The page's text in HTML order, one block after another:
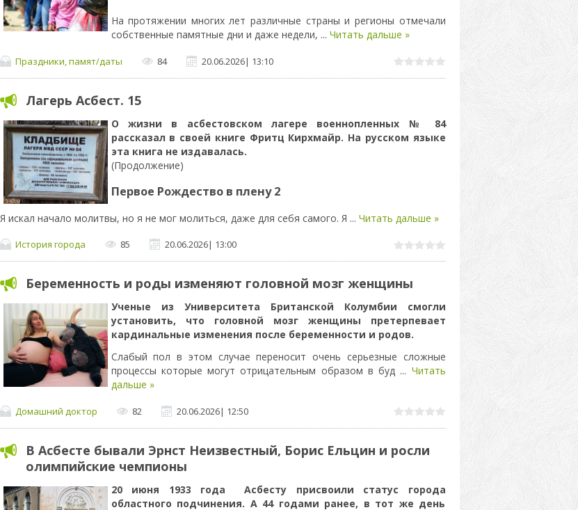
На протяжении многих лет различные страны и регионы отмечали
собственные памятные дни и даже недели, ... Читать дальше »
Праздники, памят/даты 84 20.06.2026| 13:10
Лагерь Асбест. 15
О жизни в асбестовском лагере военнопленных № 84
рассказал в своей книге Фритц Кирхмайр. На русском языке
эта книга не издавалась.
(Продолжение)
Первое Рождество в плену 2
Я искал начало молитвы, но я не мог молиться, даже для себя самого. Я ... Читать дальше »
История города 85 20.06.2026| 13:00
Беременность и роды изменяют головной мозг женщины
Ученые из Университета Британской Колумбии смогли
установить, что головной мозг женщины претерпевает
кардинальные изменения после беременности и родов.
Слабый пол в этом случае переносит очень серьезные сложные
процессы которые могут отрицательным образом в буд ... Читать
дальше »
Домашний доктор 82 20.06.2026| 12:50
В Асбесте бывали Эрнст Неизвестный, Борис Ельцин и росли
олимпийские чемпионы
20 июня 1933 года Асбесту присвоили статус города
областного подчинения. А 44 годами ранее, в тот же день